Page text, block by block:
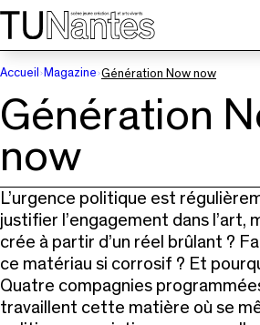
Passer directement à la navigation
Passer directement au contenu
Accueil
Magazine Génération Now now
Génération
now
L’urgence politique est
justifier l’engagement dans l’art,
crée à partir d’un réel brûlant ?
ce matériau si corrosif ? Et
Quatre compagnies
travaillent cette matière où se